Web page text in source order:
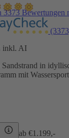
3373 Bewertungen
inkl. AI
in
mit
ab €1.199,-